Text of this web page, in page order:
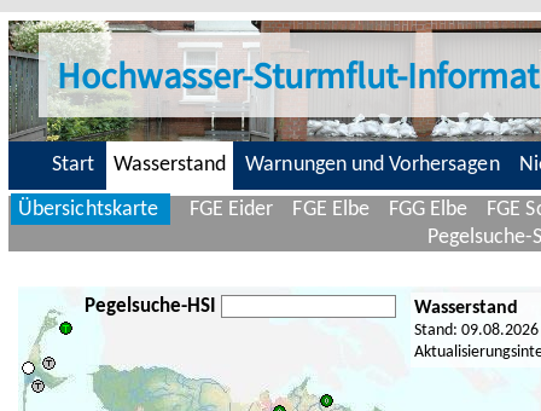
Hochwasser-Sturmflut-
Start Wasserstand Warnungen und Vorhersagen
Übersichtskarte
FGE Eider FGE Elbe FGG Elbe
FGE
Pegelsuche-
Pegelsuche-HSI Wasserstand
Stand: